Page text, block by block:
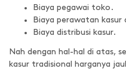
Biaya pegawai toko.
Biaya perawatan kasur
Biaya distribusi kasur.
Nah dengan hal-hal di atas,
kasur tradisional harganya